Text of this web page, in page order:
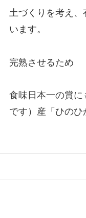
土づくりを考え、
います。
完熟させるため
食味日本一の賞に
です）産「ひのひ